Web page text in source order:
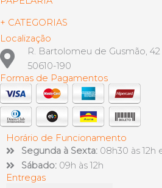
+ CATEGORIAS
Localização
R. Bartolomeu de Gusmão,
50610-190
Formas de Pagamentos
Horário de Funcionamento
Segunda à Sexta: 08h30 às 12h
Sábado: 09h às 12h
Entregas